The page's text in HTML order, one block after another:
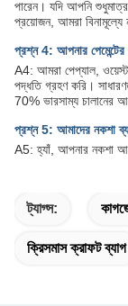
পারেন। যদি আপনি
প্রয়োজন, আমরা বিনামূল্যে
প্রশ্ন 4: আপনার পেমেন্টের
A4: আমরা পেপ্যাল,
পদ্ধতি গ্রহণ করি।
70% ভারসাম্য চালানের
প্রশ্ন 5: আমাদের নকশা
A5: হ্যাঁ, আপনার নকশা
ট্যাগ্স:
ক্রিসমাস ক্রাফট ব্যাগ